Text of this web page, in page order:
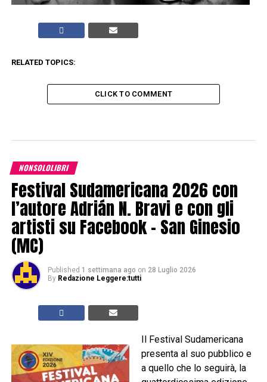
RELATED TOPICS:
CLICK TO COMMENT
NONSOLOLIBRI
Festival Sudamericana 2026 con
l’autore Adrián N. Bravi e con gli
artisti su Facebook – San Ginesio
(MC)
Published 1 settimana ago on 28 Luglio 2026
By Redazione Leggere:tutti
Il Festival Sudamericana
presenta al suo pubblico e
a quello che lo seguirà, la